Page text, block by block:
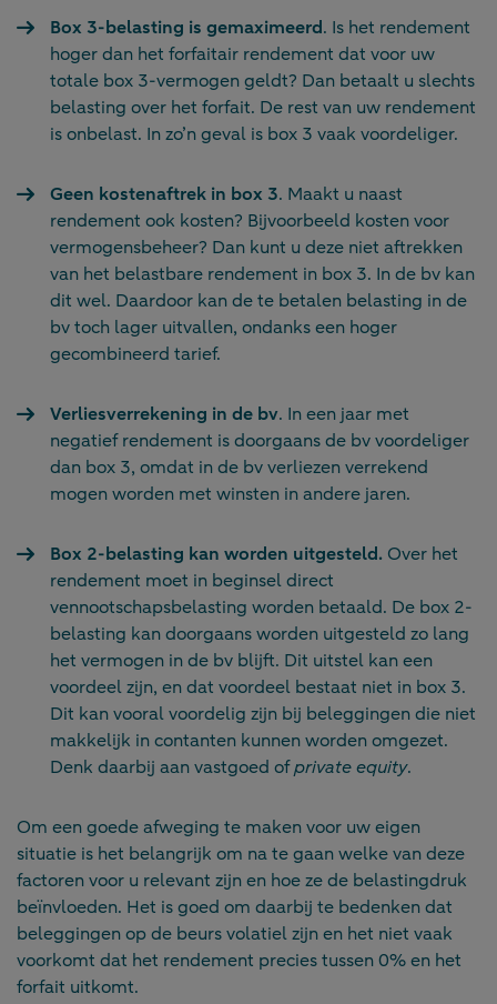
Box 3-belasting is gemaximeerd. Is het rendement
hoger dan het forfaitair rendement dat voor uw
totale box 3-vermogen geldt? Dan betaalt u slechts
belasting over het forfait. De rest van uw rendement
is onbelast. In zo’n geval is box 3 vaak voordeliger.
Geen kostenaftrek in box 3. Maakt u naast
rendement ook kosten? Bijvoorbeeld kosten voor
vermogensbeheer? Dan kunt u deze niet aftrekken
van het belastbare rendement in box 3. In de bv kan
dit wel. Daardoor kan de te betalen belasting in de
bv toch lager uitvallen, ondanks een hoger
gecombineerd tarief.
Verliesverrekening in de bv. In een jaar met
negatief rendement is doorgaans de bv voordeliger
dan box 3, omdat in de bv verliezen verrekend
mogen worden met winsten in andere jaren.
Box 2-belasting kan worden uitgesteld. Over het
rendement moet in beginsel direct
vennootschapsbelasting worden betaald. De box 2-
belasting kan doorgaans worden uitgesteld zo lang
het vermogen in de bv blijft. Dit uitstel kan een
voordeel zijn, en dat voordeel bestaat niet in box 3.
Dit kan vooral voordelig zijn bij beleggingen die niet
makkelijk in contanten kunnen worden omgezet.
Denk daarbij aan vastgoed ofprivate equity.
Om een goede afweging te maken voor uw eigen
situatie is het belangrijk om na te gaan welke van deze
factoren voor u relevant zijn en hoe ze de belastingdruk
beïnvloeden. Het is goed om daarbij te bedenken dat
beleggingen op de beurs volatiel zijn en het niet vaak
voorkomt dat het rendement precies tussen 0% en het
forfait uitkomt.